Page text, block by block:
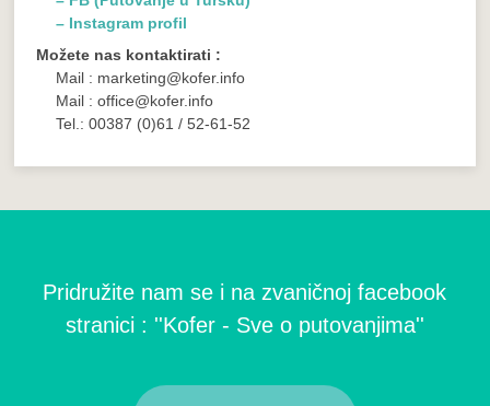
– Instagram profil
Možete nas kontaktirati :
Mail : marketing@kofer.info
Mail : office@kofer.info
Tel.: 00387 (0)61 / 52-61-52
Pridružite nam se i na zvaničnoj facebook
stranici : ''Kofer - Sve o putovanjima''